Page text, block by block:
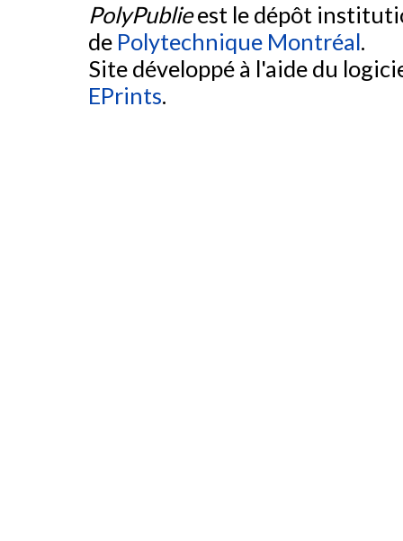
PolyPublieest le dépôt
de Polytechnique Montréal.
Site développé à l'aide du
EPrints.